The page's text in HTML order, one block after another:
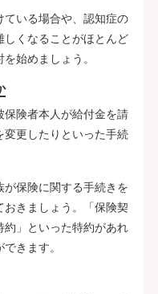
ている場合や、認知症の
くなることがほとんど
始めましょう。
険者本人が給付金を請
更したりといった手続
保険に関する手続きを
きましょう。「保険契
」といった特約があれ
きます。